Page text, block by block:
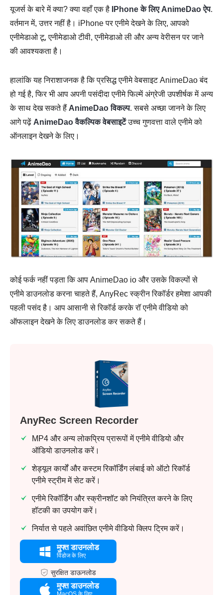
यूजर्स के बारे में क्या? क्या वहाँ एक है
IPhone के लिए AnimeDao ऐप.
वर्तमान में, उत्तर नहीं है। iPhone पर एनीमे देखने के लिए, आपको
एनीमेडाओ टू, एनीमेडाओ टीवी, एनीमेडाओ ली और अन्य वेरीसन पर जाने
की आवश्यकता है।
हालांकि यह निराशाजनक है कि प्रसिद्ध एनीमे वेबसाइट AnimeDao बंद
हो गई है, फिर भी आप अपनी पसंदीदा एनीमे फिल्में अंग्रेजी उपशीर्षक में अन्य
के साथ देख सकते हैं AnimeDao विकल्प. सबसे अच्छा जानने के लिए
आगे पढ़ें AnimeDao वैकल्पिक वेबसाइटेंउच्च गुणवत्ता वाले एनीमे को
ऑनलाइन देखने के लिए।
कोई फर्क नहीं पड़ता कि आप AnimeDao io और उसके विकल्पों से
एनीमे डाउनलोड करना चाहते हैं, AnyRec स्क्रीन रिकॉर्डर हमेशा आपकी
पहली पसंद है। आप आसानी से रिकॉर्ड करके रॉ एनीमे वीडियो को
ऑफलाइन देखने के लिए डाउनलोड कर सकते हैं।
AnyRec Screen Recorder
MP4 और अन्य लोकप्रिय प्रारूपों में एनीमे वीडियो और
ऑडियो डाउनलोड करें।
शेड्यूल कार्यों और कस्टम रिकॉर्डिंग लंबाई को ऑटो रिकॉर्ड
एनीमे स्ट्रीम में सेट करें।
एनीमे रिकॉर्डिंग और स्क्रीनशॉट को नियंत्रित करने के लिए
हॉटकी का उपयोग करें।
निर्यात से पहले अवांछित एनीमे वीडियो क्लिप ट्रिम करें।
मुफ्त डाउनलोड
विंडोज के लिए
सुरक्षित डाऊनलोड
मुफ्त डाउनलोड